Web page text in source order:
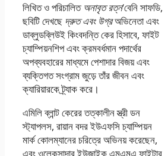
লিখিত ও পরিচালিত অনাবৃত রত্ন‘বেনি সাফডি,
ছবিটি দেখছে দ্রুত এবং উগ্রঅভিনেতা এবং
ডাব্লুডব্লিউই কিংবদন্তি কের হিসাবে, ফাইট
চ্যাম্পিয়নশিপ এবং ক্রমবর্ধমান পদার্থের
অপব্যবহারের মাধ্যমে পেশাদার বিজয় এবং
ব্যক্তিগত সংগ্রাম জুড়ে তাঁর জীবন এবং
ক্যারিয়ারকে ট্র্যাক করে।
এমিলি ব্লান্ট কেরের তত্কালীন স্ত্রী ডন
স্ট্যাপলস, রায়ান বদর ইউএফসি চ্যাম্পিয়ন
মার্ক কোলম্যানের চরিত্রে অভিনয় করেছেন,